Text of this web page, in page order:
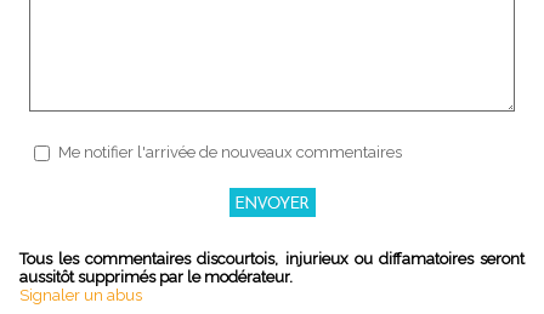
Me notifier l'arrivée de nouveaux commentaires
Tous les commentaires discourtois, injurieux ou diffamatoires seront
aussitôt supprimés par le modérateur.
Signaler un abus